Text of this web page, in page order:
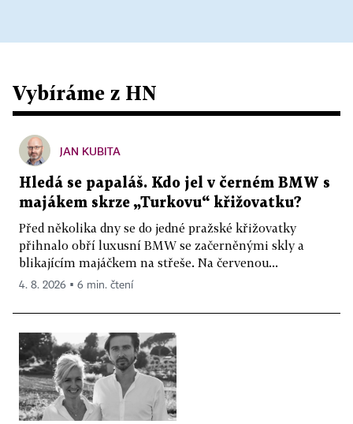
Vybíráme z HN
JAN KUBITA
Hledá se papaláš. Kdo jel v černém BMW s
majákem skrze „Turkovu“ křižovatku?
Před několika dny se do jedné pražské křižovatky
přihnalo obří luxusní BMW se začerněnými skly a
blikajícím majáčkem na střeše. Na červenou...
4. 8. 2026 ▪ 6 min. čtení